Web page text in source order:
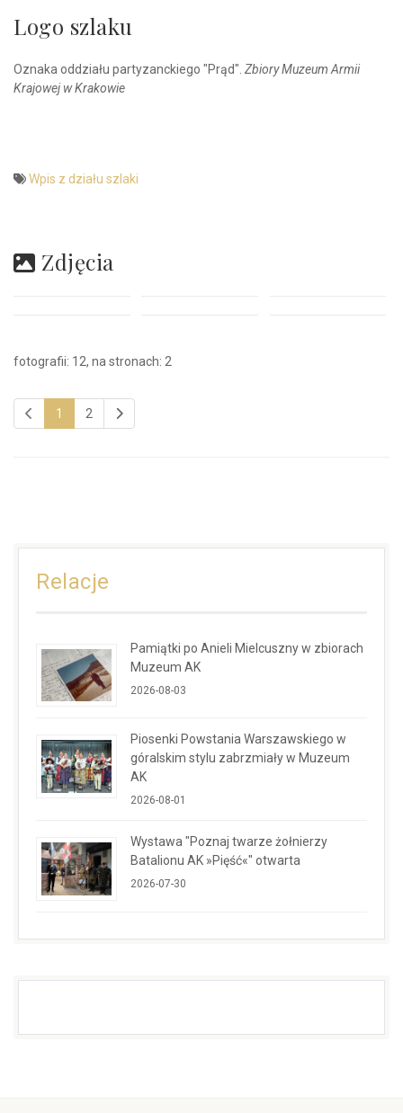
Logo szlaku
Oznaka oddziału partyzanckiego "Prąd". Zbiory Muzeum Armii
Krajowej w Krakowie
Wpis z działu szlaki
Zdjęcia
fotografii: 12, na stronach: 2
1 2
Relacje
Pamiątki po Anieli Mielcuszny w zbiorach
Muzeum AK
2026-08-03
Piosenki Powstania Warszawskiego w
góralskim stylu zabrzmiały w Muzeum
AK
2026-08-01
Wystawa "Poznaj twarze żołnierzy
Batalionu AK »Pięść«" otwarta
2026-07-30